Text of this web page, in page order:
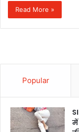
Read More »
Popular
में